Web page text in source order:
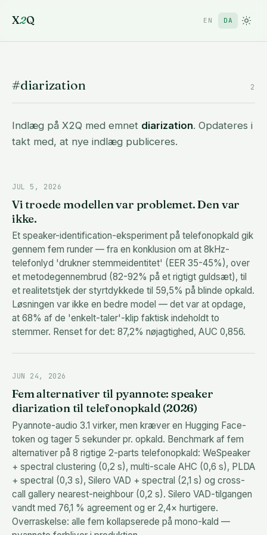
X2Q EN DA
#diarization 2
Indlæg på X2Q med emnet diarization. Opdateres i
takt med, at nye indlæg publiceres.
JUL 5, 2026
Vi troede modellen var problemet. Den var
ikke.
Et speaker-identification-eksperiment på telefonopkald gik
gennem fem runder — fra en konklusion om at 8kHz-
telefonlyd 'drukner stemmeidentitet' (EER 35-45%), over
et metodegennembrud (82-92% på et rigtigt guldsæt), til
et realitetstjek der styrtdykkede til 59,5% på blinde opkald.
Løsningen var ikke en bedre model — det var at opdage,
at 68% af de 'enkelt-taler'-klip faktisk indeholdt to
stemmer. Renset for det: 87,2% nøjagtighed, AUC 0,856.
JUN 24, 2026
Fem alternativer til pyannote: speaker
diarization til telefonopkald (2026)
Pyannote-audio 3.1 virker, men kræver en Hugging Face-
token og tager 5 sekunder pr. opkald. Benchmark af fem
alternativer på 8 rigtige 2-parts telefonopkald: WeSpeaker
+ spectral clustering (0,2 s), multi-scale AHC (0,6 s), PLDA
+ spectral (0,3 s), Silero VAD + spectral (2,1 s) og cross-
call gallery nearest-neighbour (0,2 s). Silero VAD-tilgangen
vandt med 76,1 % agreement og er 2,4× hurtigere.
Overraskelse: alle fem kollapserede på mono-kald —